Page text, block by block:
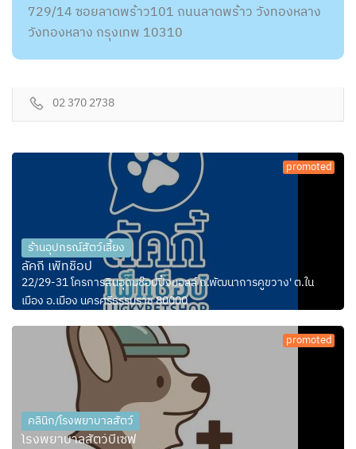
729/14 ซอยลาดพร้าว101 ถนนลาดพร้าว วังทองหลาง
วังทองหลาง กรุงเทพ 10310
02 370 2738
promoted
ร้านอุปกรณ์สัตว์เลี้ยง
ลัคกี้ เพ็ทช็อป
22/29-31 โครการสินอุดมช๊อปปิ้งมอลล์ ถ.พัฒนาการคูขวาง' ต.ใน
เมือง อ.เมือง นครศรีธรรมราช 80000
promoted
คลินิก/โรงพยาบาลสัตว์
โรงพยาบาลสัตว์บีเซฟ